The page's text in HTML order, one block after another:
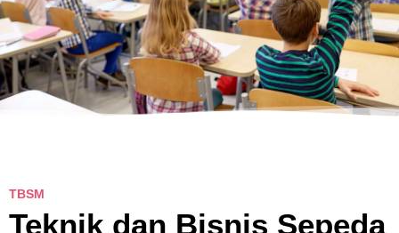
TBSM
Teknik dan Bisnis Sepeda